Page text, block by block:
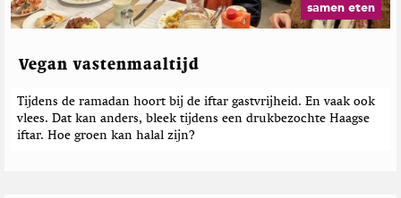
samen eten
Vegan vastenmaaltijd
Tijdens de ramadan hoort bij de iftar gastvrijheid. En vaak ook
vlees. Dat kan anders, bleek tijdens een drukbezochte Haagse
iftar. Hoe groen kan halal zijn?